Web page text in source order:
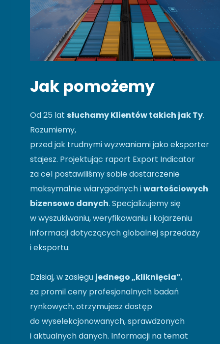
Jak pomożemy
Od 25 lat słuchamy Klientów takich jak Ty.
Rozumiemy,
przed jak trudnymi wyzwaniami jako eksporter
stajesz. Projektując raport Export Indicator
za cel postawiliśmy sobie dostarczenie
maksymalnie wiarygodnych iwartościowych
bizensowo danych. Specjalizujemy się
w wyszukiwaniu, weryfikowaniu i kojarzeniu
informacji dotyczących globalnej sprzedaży
i eksportu.
Dzisiaj, w zasięgu jednego „kliknięcia”,
za promil ceny profesjonalnych badań
rynkowych, otrzymujesz dostęp
do wyselekcjonowanych, sprawdzonych
i aktualnych danych. Informacji na temat